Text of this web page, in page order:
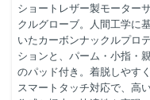
ショートレザー製モーター
クルグローブ。人間工学に
いたカーボンナックルプロ
ションと、パーム・小指・
のパッド付き。着脱しやすく
スマートタッチ対応で、高